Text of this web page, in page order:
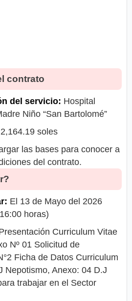
contrato
del servicio: Hospital
Niño “San Bartolomé”
soles
las bases para conocer a
del contrato.
El 13 de Mayo del 2026
horas)
Curriculum Vitae
Nº 01 Solicitud de
Ficha de Datos Curriculum
Nepotismo, Anexo: 04 D.J
trabajar en el Sector